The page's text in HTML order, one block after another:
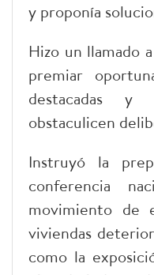
y proponía
Hizo un llamado
premiar
destacadas y
obstaculicen
Instruyó la
conferencia
movimiento de
viviendas
como la